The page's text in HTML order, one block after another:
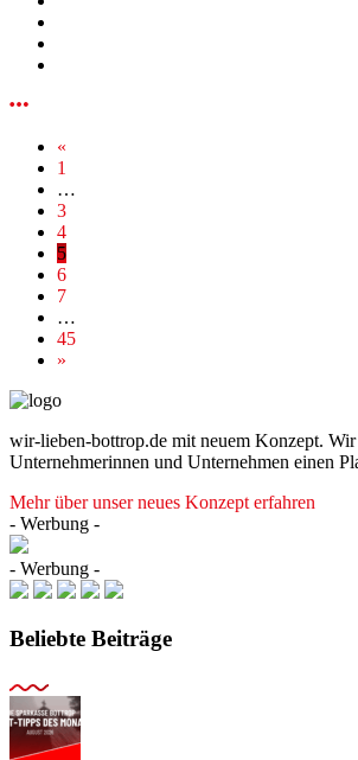
«
1
…
3
4
5
6
7
…
45
»
wir-lieben-bottrop.de mit neuem Konzept. Wir
Unternehmerinnen und Unternehmen einen
Mehr über unser neues Konzept erfahren
- Werbung -
- Werbung -
Beliebte Beiträge